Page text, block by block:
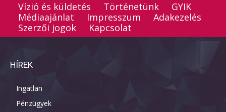
Vízió és küldetés Történetünk
GYIK
Médiaajánlat
Impresszum
Adakezelés
Szerzői jogok
Kapcsolat
HÍREK
Ingatlan
Pénzügyek